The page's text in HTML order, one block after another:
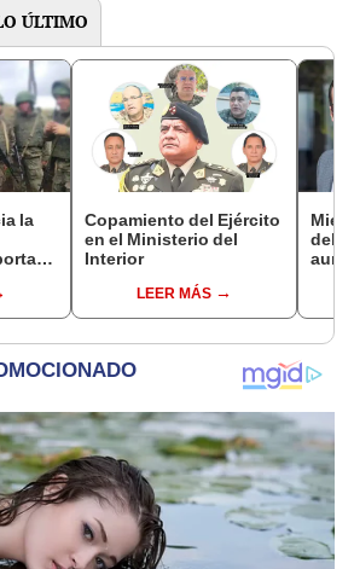
ÚLTIMO
la
Copamiento del Ejército
en el Ministerio del
Interior
LEER MÁS
del